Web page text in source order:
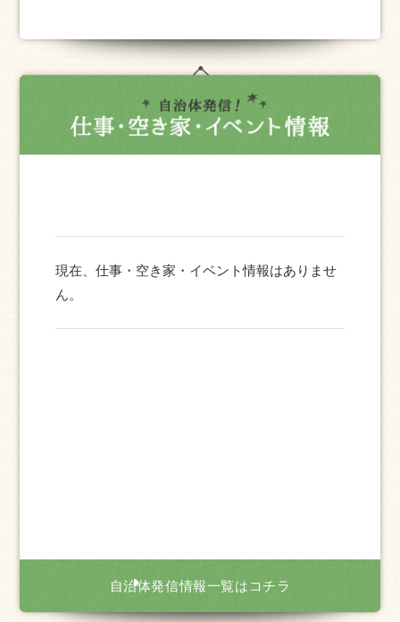
現在、仕事・空き家・イベント情報はありませ
ん。
自治体発信情報一覧はコチラ